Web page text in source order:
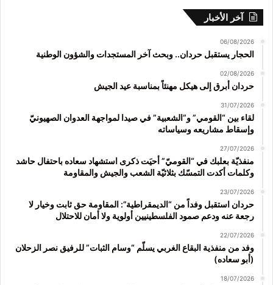
آخر الأخبار
06/08/2026
الحجار يستقبل حردان.. وبحث آخر المستجدات والشؤون الوطنية
02/08/2026
حردان أبرق إلى هيكل مهنئاً بمناسبة عيد الجيش
31/07/2026
لقاء بين “القومي” و”الشعبية” في صيدا لمواجهة العدوان الصهيونيّ
وإسقاط مشاريعه وسياساته
27/07/2026
منفذيّة بعلبك في “القوميّ” أحيَت ذكرى استشهاد سعاده باحتفال حاشد
وكلمات أكدت التمسّك بثلاثيّة الشعب والجيش والمقاومة
23/07/2026
حردان استقبل وفداً من “الديمقراطية”: المقاومة حق ثابت وخيار لا
رجعة عنه ودعم صمود الفلسطينيين أولوية ولا أمان للاحتلال
22/07/2026
وفد من منفذية البقاع الغربي يسلّم “وسام الثبات” للرفيق نصر الزحلان
(أبو سعاده)
18/07/2026